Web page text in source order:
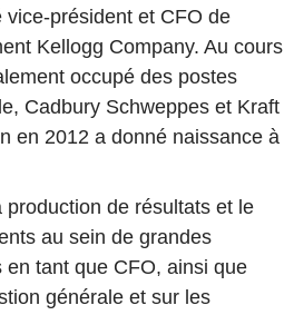
vice-président et CFO de
Kellogg Company. Au cours
occupé des postes
Cadbury Schweppes et Kraft
en 2012 a donné naissance à
de résultats et le
au sein de grandes
tant que CFO, ainsi que
générale et sur les